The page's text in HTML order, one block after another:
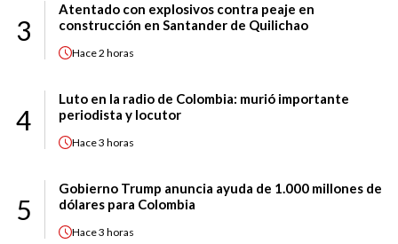
3
Atentado con explosivos contra peaje en
construcción en Santander de Quilichao
Hace2 horas
4
Luto en la radio de Colombia: murió importante
periodista y locutor
Hace3 horas
5
Gobierno Trump anuncia ayuda de 1.000 millones de
dólares para Colombia
Hace3 horas